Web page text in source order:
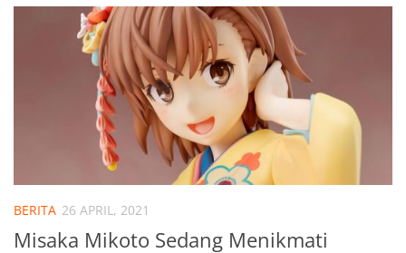
BERITA 26 APRIL, 2021
Misaka Mikoto Sedang Menikmati